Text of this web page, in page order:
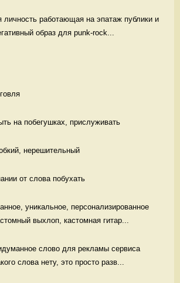
личность работающая на эпатаж публики и
образ для punk-rock...
на побегушках, прислуживать
нерешительный
от слова побухать
уникальное, персонализированное
выхлоп, кастомная гитар...
слово для рекламы сервиса
слова нету, это просто разв...